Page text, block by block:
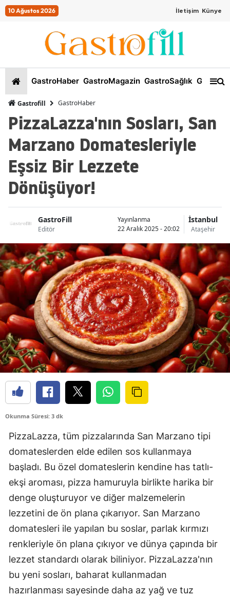
10 Ağustos 2026 İletişim Künye
GastroHaber GastroMagazin GastroSağlık
Gastrofill GastroHaber
PizzaLazza'nın Sosları, San
Marzano Domatesleriyle
Eşsiz Bir Lezzete
Dönüşüyor!
GastroFill
Editör
Yayınlanma
22 Aralık 2025 - 20:02
İstanbul
Ataşehir
Okunma Süresi: 3 dk
PizzaLazza, tüm pizzalarında San Marzano tipi
domateslerden elde edilen sos kullanmaya
başladı. Bu özel domateslerin kendine has tatlı-
ekşi aroması, pizza hamuruyla birlikte harika bir
denge oluşturuyor ve diğer malzemelerin
lezzetini de ön plana çıkarıyor. San Marzano
domatesleri ile yapılan bu soslar, parlak kırmızı
renkleriyle ön plana çıkıyor ve dünya çapında bir
lezzet standardı olarak biliniyor. PizzaLazza'nın
bu yeni sosları, baharat kullanmadan
hazırlanması sayesinde daha az yağ ve tuz